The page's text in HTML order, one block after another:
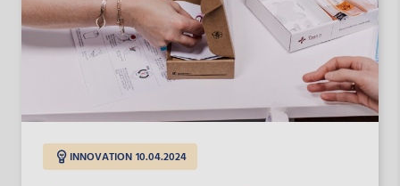
INNOVATION 10.04.2024